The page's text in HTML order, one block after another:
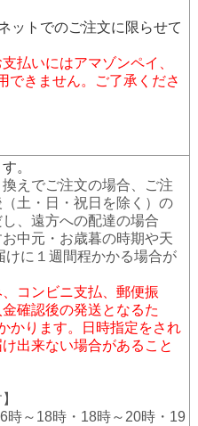
ットでのご注文に限らせて
払いにはアマゾンペイ、
できません。ご了承くださ
。
えでご注文の場合、ご注
土・日・祝日を除く）の
、遠方への配達の場合
中元・お歳暮の時期や天
けに１週間程かかる場合が
コンビニ支払、郵便振
確認後の発送となるた
かります。日時指定をされ
出来ない場合があること
時～18時・18時～20時・19